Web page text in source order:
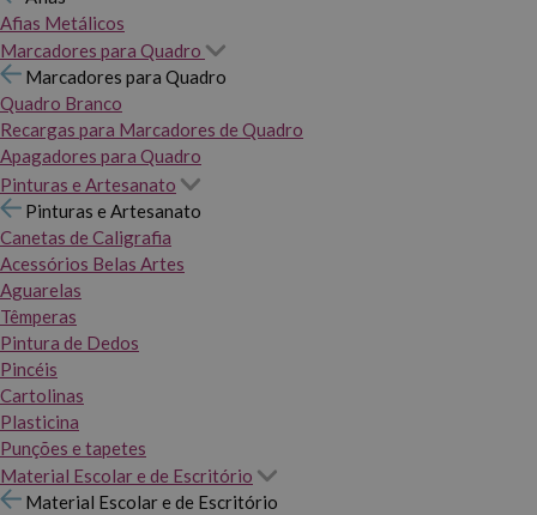
Afias Metálicos
Marcadores para Quadro
Marcadores para Quadro
Quadro Branco
Recargas para Marcadores de Quadro
Apagadores para Quadro
Pinturas e Artesanato
Pinturas e Artesanato
Canetas de Caligrafia
Acessórios Belas Artes
Aguarelas
Têmperas
Pintura de Dedos
Pincéis
Cartolinas
Plasticina
Punções e tapetes
Material Escolar e de Escritório
Material Escolar e de Escritório